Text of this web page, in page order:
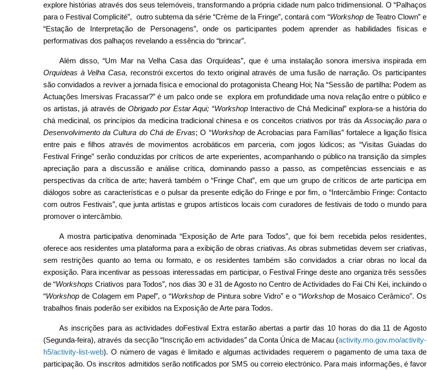
explore histórias através dos seus telemóveis, transformando a própria cidade num palco tridimensional. O “Palhaços
para o Festival Complicité”, outro subtema da série “Crème de la Fringe”, contará com “Workshop de Teatro Clown” e
“Estação de Interpretação de Personagens”, onde os participantes podem aprender as habilidades físicas e
performativas dos palhaços revelando a essência do “brincar”.
Além disso, “Um Mar na Velha Casa das Orquídeas”, que é uma instalação sonora imersiva inspirada em
Orquídeas à Velha Casa, reconstrói excertos do texto original através de uma fusão de narração. Os participantes
são convidados a reviver a jornada física e emocional do protagonista Cheang Hoi; Na “Sessão de partilha: Podem as
Actuações Imersivas Fracassar?” é um palco onde se explora em profundidade uma nova relação entre o público e
os artistas, já através de Obrigado por Estar Aqui; “WorkshopInteractivo de Chá Medicinal” explora-se a história do
chá medicinal, os princípios da medicina tradicional chinesa e os conceitos criativos por trás daAssociação para o
Desenvolvimento da Cultura do Chá de Ervas; O “Workshop de Acrobacias para Famílias” fortalece a ligação física
entre pais e filhos através de movimentos acrobáticos em parceria, com jogos lúdicos; as “Visitas Guiadas do
Festival Fringe” serão conduzidas por críticos de arte experientes, acompanhando o público na transição da simples
apreciação para a discussão e análise crítica, dominando passo a passo, as competências essenciais e as
perspectivas da crítica de arte; haverá também o “Fringe Chat”, em que um grupo de críticos de arte participa em
diálogos sobre as características e o pulsar da presente edição do Fringe e por fim, o “Intercâmbio Fringe: Contacto
com outros Festivais”, que junta artistas e grupos artísticos locais com curadores de festivais de todo o mundo para
promover o intercâmbio.
A mostra participativa denominada “Exposição de Arte para Todos”, que foi bem recebida pelos residentes,
oferece aos residentes uma plataforma para a exibição de obras criativas. As obras submetidas devem ser criativas,
sem restrições quanto ao tema ou formato, e os residentes também são convidados a criar obras no local da
exposição. Para incentivar as pessoas interessadas em participar, o Festival Fringe deste ano organiza três sessões
de “Workshops Criativos para Todos”, nos dias 30 e 31 de Agosto no Centro de Actividades do Fai Chi Kei, incluindo o
“Workshop de Colagem em Papel”, o “Workshop de Pintura sobre Vidro” e o “Workshop de Mosaico Cerâmico”. Os
trabalhos finais poderão ser exibidos na Exposição de Arte para Todos.
As inscrições para as actividades doFestival Extra estarão abertas a partir das 10 horas do dia 11 de Agosto
(Segunda-feira), através da secção “Inscrição em actividades” da Conta Única de Macau (activity.mo.gov.mo/activity-
h5/activity-list-web). O número de vagas é limitado e algumas actividades requerem o pagamento de uma taxa de
participação. Os inscritos admitidos serão notificados por SMS ou correio electrónico. Para mais informações, é favor